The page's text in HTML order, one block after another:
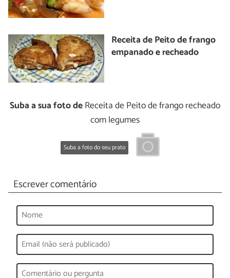
Receita de Peito de frango
empanado e recheado
Suba a sua foto deReceita de Peito de frango recheado
com legumes
Suba a foto do seu prato
Escrever comentário